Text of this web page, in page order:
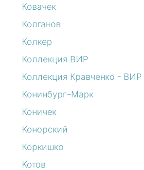
Ковачек
Колганов
Колкер
Коллекция ВИР
Коллекция Кравченко - ВИР
Конинбург–Марк
Коничек
Конорский
Коркишко
Котов